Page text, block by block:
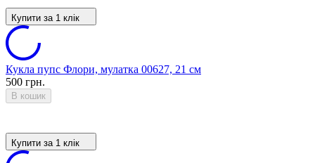
Купити за 1 клiк
Кукла пупс Флори, мулатка 00627, 21 см
500 грн.
В кошик
Купити за 1 клiк